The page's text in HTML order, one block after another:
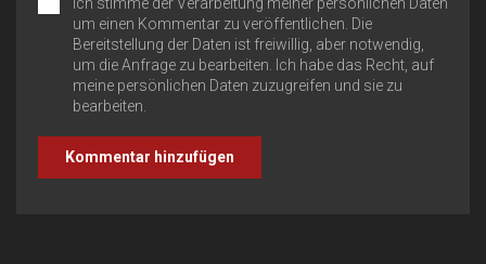
um einen Kommentar zu veröffentlichen. Die
Bereitstellung der Daten ist freiwillig, aber notwendig,
um die Anfrage zu bearbeiten. Ich habe das Recht, auf
meine persönlichen Daten zuzugreifen und sie zu
bearbeiten.